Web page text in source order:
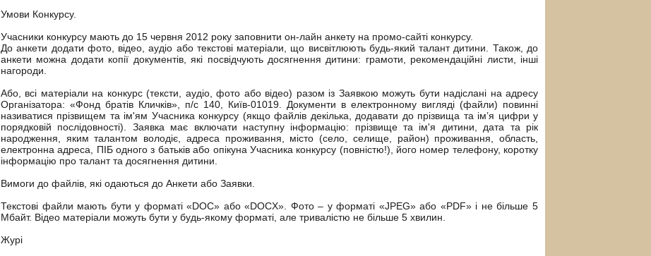
Умови Конкурсу.
Учасники конкурсу мають до 15 червня 2012 року заповнити он-лайн анкету на промо-сайті конкурсу.
До анкети додати фото, відео, аудіо або текстові матеріали, що висвітлюють будь-який талант дитини. Також, до
анкети можна додати копії документів, які посвідчують досягнення дитини: грамоти, рекомендаційні листи, інші
нагороди.
Або, всі матеріали на конкурс (тексти, аудіо, фото або відео) разом із Заявкою можуть бути надіслані на адресу
Організатора: «Фонд братів Кличків», п/с 140, Київ-01019. Документи в електронному вигляді (файли) повинні
називатися прізвищем та ім'ям Учасника конкурсу (якщо файлів декілька, додавати до прізвища та ім’я цифри у
порядковій послідовності). Заявка має включати наступну інформацію: прізвище та ім'я дитини, дата та рік
народження, яким талантом володіє, адреса проживання, місто (село, селище, район) проживання, область,
електронна адреса, ПІБ одного з батьків або опікуна Учасника конкурсу (повністю!), його номер телефону, коротку
інформацію про талант та досягнення дитини.
Вимоги до файлів, які одаються до Анкети або Заявки.
Текстові файли мають бути у форматі «DOC» або «DOCX». Фото – у форматі «JPEG» або «PDF» і не більше 5
Мбайт. Відео матеріали можуть бути у будь-якому форматі, але тривалістю не більше 5 хвилин.
Журі